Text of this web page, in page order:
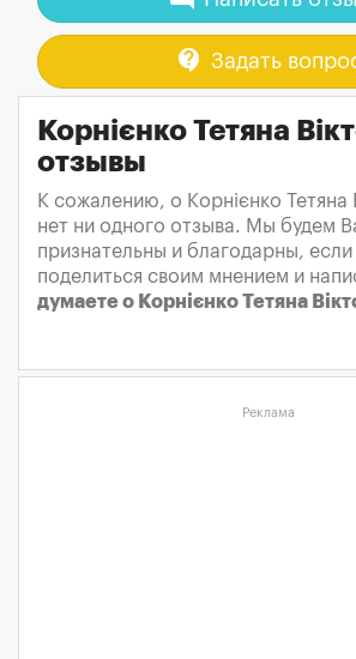
contact_support Задать
Корнієнко Тетяна
отзывы
К сожалению, о Корнієнко Тетяна
нет ни одного отзыва. Мы будем
признательны и благодарны,
поделиться своим мнением и
думаете о Корнієнко Тетяна
Реклама